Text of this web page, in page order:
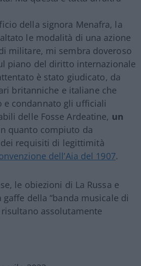
della signora Menafra, la
le modalità di una azione
militare, mi sembra doveroso
piano del diritto internazionale
è stato giudicato, da
britanniche e italiane che
e condannato gli ufficiali
delle Fosse Ardeatine, un
quanto compiuto da
requisiti di legittimità
dell’Aia del 1907.
le obiezioni di La Russa e
gaffe della “banda musicale di
assolutamente